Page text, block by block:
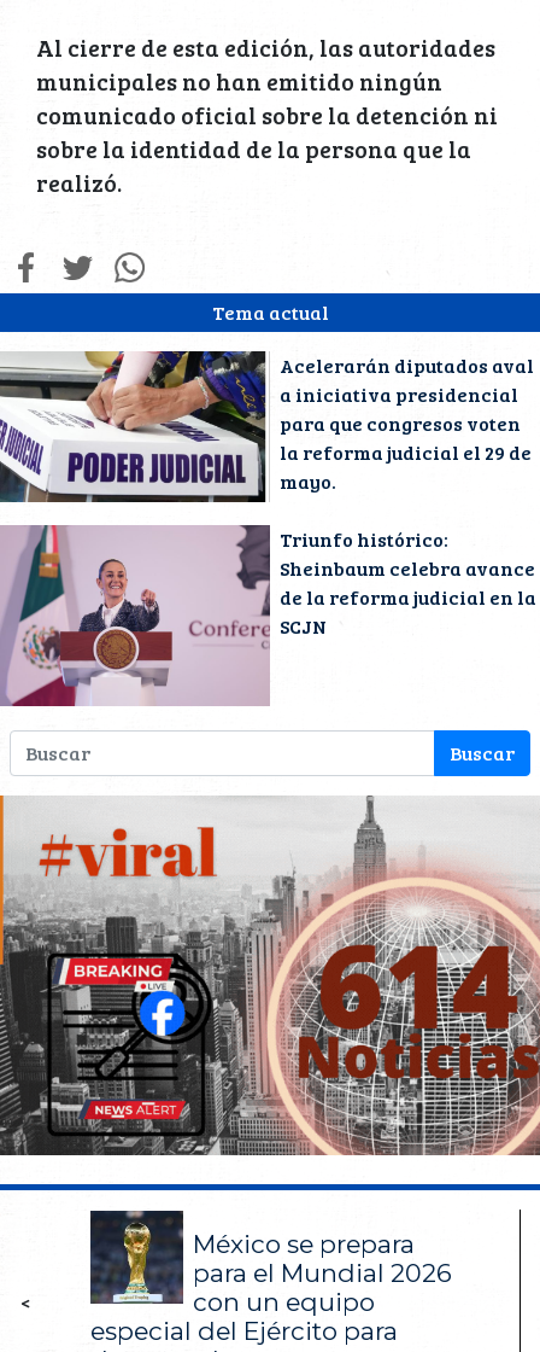
Tema actual
Acelerarán diputados aval
a iniciativa presidencial
para que congresos voten
la reforma judicial el 29 de
mayo.
Triunfo histórico:
Sheinbaum celebra avance
de la reforma judicial en la
SCJN
Al cierre de esta edición, las autoridades
municipales no han emitido ningún
comunicado oficial sobre la detención ni
sobre la identidad de la persona que la
realizó.
<
México se prepara
para el Mundial 2026
con un equipo
especial del Ejército para